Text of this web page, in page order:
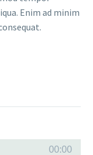
Enim ad minim
00:00